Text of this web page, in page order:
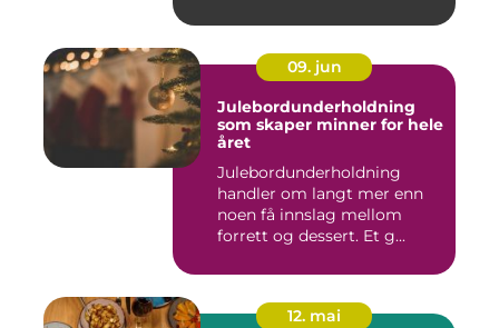
09. jun
Julebordunderholdning
som skaper minner for hele
året
Julebordunderholdning
handler om langt mer enn
noen få innslag mellom
forrett og dessert. Et g...
12. mai